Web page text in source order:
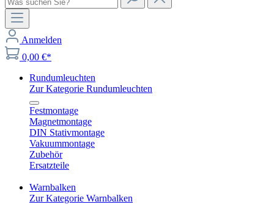
Anmelden
0,00 €*
Rundumleuchten
Zur Kategorie Rundumleuchten
Festmontage
Magnetmontage
DIN Stativmontage
Vakuummontage
Zubehör
Ersatzteile
Warnbalken
Zur Kategorie Warnbalken